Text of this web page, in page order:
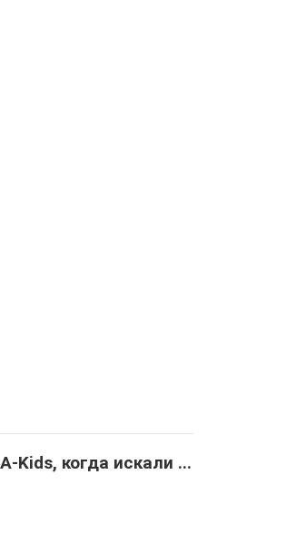
Kids, когда искали ...